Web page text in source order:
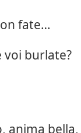
fate…
burlate?
anima bella,